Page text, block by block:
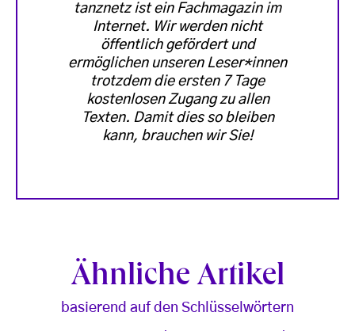
tanznetz ist ein Fachmagazin im
Internet. Wir werden nicht
öffentlich gefördert und
ermöglichen unseren Leser*innen
trotzdem die ersten 7 Tage
kostenlosen Zugang zu allen
Texten. Damit dies so bleiben
kann, brauchen wir Sie!
Ähnliche Artikel
basierend auf den Schlüsselwörtern